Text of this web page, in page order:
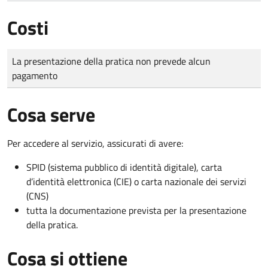
Costi
Tipo di pagamento
Importo
La presentazione della pratica non prevede alcun
pagamento
Cosa serve
Per accedere al servizio, assicurati di avere:
SPID (sistema pubblico di identità digitale), carta
d’identità elettronica (CIE) o carta nazionale dei servizi
(CNS)
tutta la documentazione prevista per la presentazione
della pratica.
Cosa si ottiene